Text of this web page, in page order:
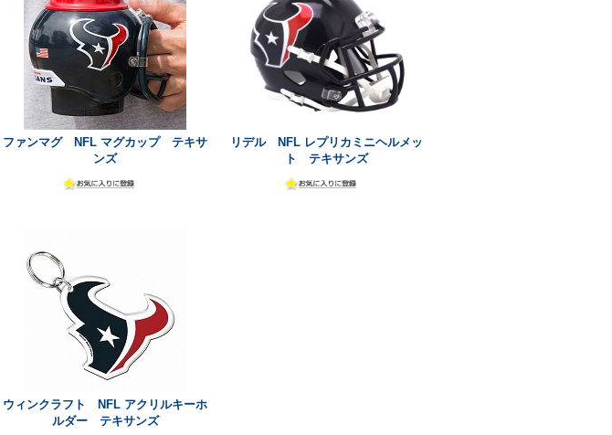
ファンマグ NFL マグカップ テキサ
ンズ
リデル NFL レプリカミニヘルメッ
ト テキサンズ
ウィンクラフト NFL アクリルキーホ
ルダー テキサンズ